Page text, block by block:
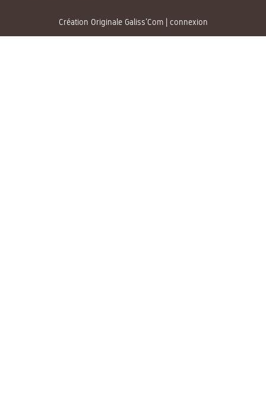
Création Originale Galiss’Com| connexion